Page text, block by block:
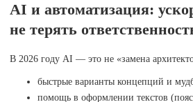
AI и автоматизация:
не терять
В 2026 году AI — это не «замена
быстрые варианты концепций и
помощь в оформлении текстов